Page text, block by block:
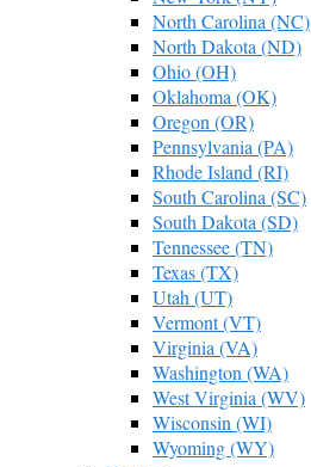
North Carolina (NC)
North Dakota (ND)
Ohio (OH)
Oklahoma (OK)
Oregon (OR)
Pennsylvania (PA)
Rhode Island (RI)
South Carolina (SC)
South Dakota (SD)
Tennessee (TN)
Texas (TX)
Utah (UT)
Vermont (VT)
Virginia (VA)
Washington (WA)
West Virginia (WV)
Wisconsin (WI)
Wyoming (WY)